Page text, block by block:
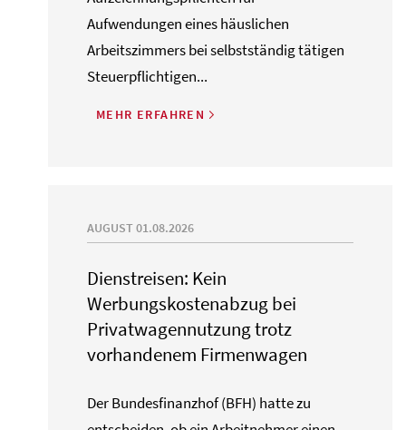
Aufwendungen eines häuslichen
Arbeitszimmers bei selbstständig tätigen
Steuerpflichtigen...
MEHR ERFAHREN
AUGUST 01.08.2026
Dienstreisen: Kein
Werbungskostenabzug bei
Privatwagennutzung trotz
vorhandenem Firmenwagen
Der Bundesfinanzhof (BFH) hatte zu